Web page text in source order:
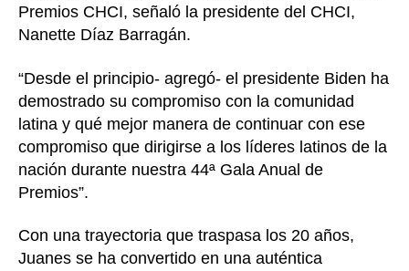
Premios CHCI, señaló la presidente del CHCI,
Nanette Díaz Barragán.
“Desde el principio- agregó- el presidente Biden ha
demostrado su compromiso con la comunidad
latina y qué mejor manera de continuar con ese
compromiso que dirigirse a los líderes latinos de la
nación durante nuestra 44ª Gala Anual de
Premios”.
Con una trayectoria que traspasa los 20 años,
Juanes se ha convertido en una auténtica